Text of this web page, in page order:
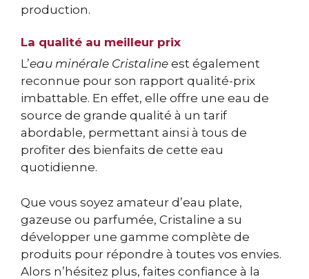
production.
La qualité au meilleur prix
L’eau minérale Cristaline est également
reconnue pour son rapport qualité-prix
imbattable. En effet, elle offre une eau de
source de grande qualité à un tarif
abordable, permettant ainsi à tous de
profiter des bienfaits de cette eau
quotidienne.
Que vous soyez amateur d’eau plate,
gazeuse ou parfumée, Cristaline a su
développer une gamme complète de
produits pour répondre à toutes vos envies.
Alors n’hésitez plus, faites confiance à la